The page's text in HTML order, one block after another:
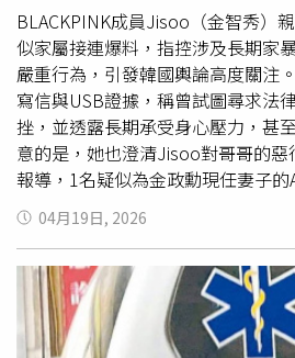
BLACKPINK成員Jisoo（金智秀）
似家屬接連爆料，指控涉及長期家
嚴重行為，引發韓國輿論高度關注
寫信與USB證據，稱曾試圖尋求法
挫，並透露長期承受身心壓力，甚
意的是，她也澄清Jisoo對哥哥的
報導，1名疑似為金政勳現任妻子
率先在社群平台公開親筆手寫信與
USB隨身碟，表示自己即為事件當
腦打字爆料內容是她於今年1月初
政勳提出多項嚴重指控，包括長期
行為。她聲稱，在婚姻期間多次遭
過半天，且主要攻擊頭部。此外，
04月19日, 2026